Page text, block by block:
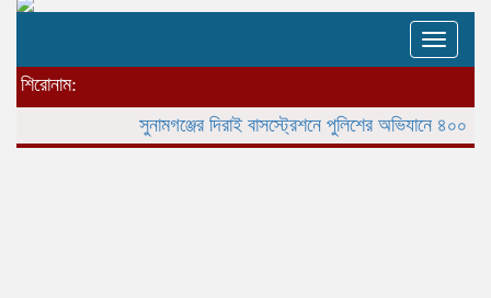
Toggle
শিরোনাম:
সুনামগঞ্জের দিরাই বাসস্ট্রেশনে পুলিশের অভিযানে ৪০০ পিস